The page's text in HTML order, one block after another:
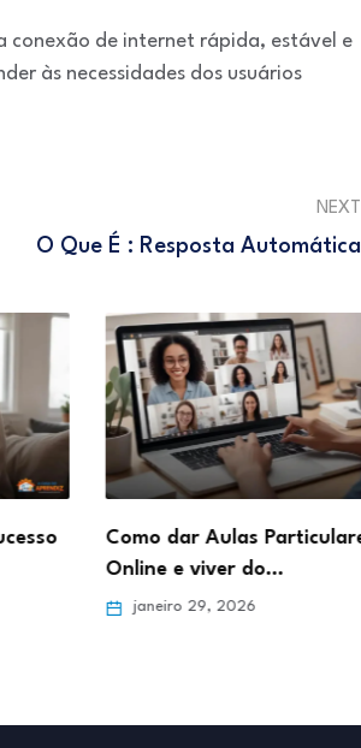
conexão de internet rápida, estável e
às necessidades dos usuários
NEXT
O Que É : Resposta Automática
Como dar Aulas Particulares
Online e viver do…
janeiro 29, 2026